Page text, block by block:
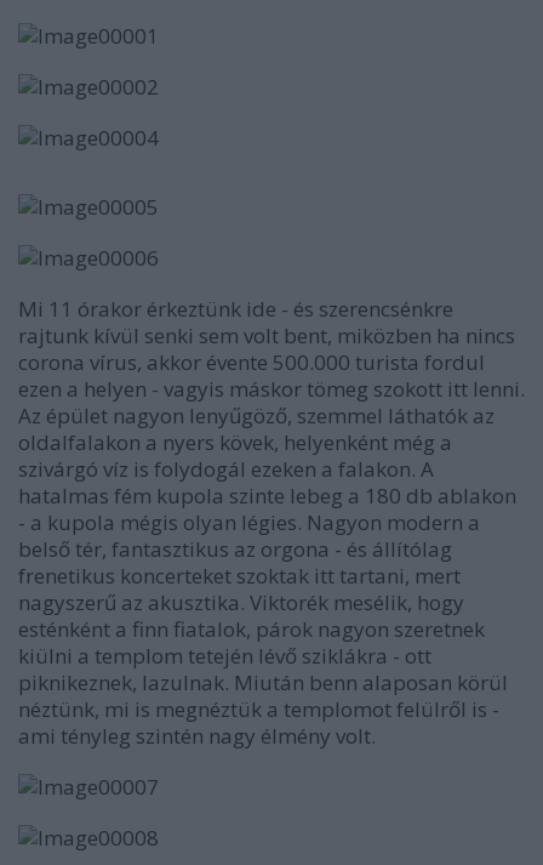
Mi 11 órakor érkeztünk ide - és szerencsénkre
rajtunk kívül senki sem volt bent, miközben ha nincs
corona vírus, akkor évente 500.000 turista fordul
ezen a helyen - vagyis máskor tömeg szokott itt lenni.
Az épület nagyon lenyűgöző, szemmel láthatók az
oldalfalakon a nyers kövek, helyenként még a
szivárgó víz is folydogál ezeken a falakon. A
hatalmas fém kupola szinte lebeg a 180 db ablakon
- a kupola mégis olyan légies. Nagyon modern a
belső tér, fantasztikus az orgona - és állítólag
frenetikus koncerteket szoktak itt tartani, mert
nagyszerű az akusztika. Viktorék mesélik, hogy
esténként a finn fiatalok, párok nagyon szeretnek
kiülni a templom tetején lévő sziklákra - ott
piknikeznek, lazulnak. Miután benn alaposan körül
néztünk, mi is megnéztük a templomot felülről is -
ami tényleg szintén nagy élmény volt.